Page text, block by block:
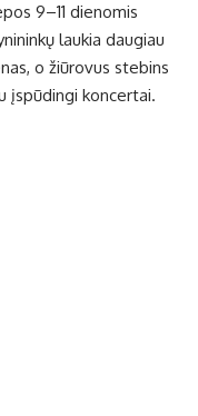
9–11 dienomis
laukia daugiau
o žiūrovus stebins
įspūdingi koncertai.